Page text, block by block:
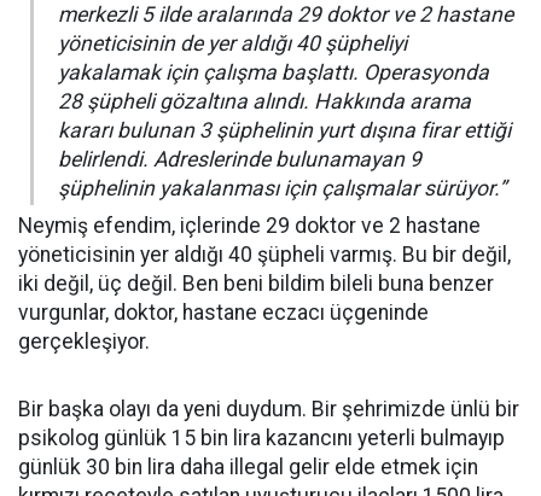
merkezli 5 ilde aralarında 29 doktor ve 2 hastane
yöneticisinin de yer aldığı 40 şüpheliyi
yakalamak için çalışma başlattı. Operasyonda
28 şüpheli gözaltına alındı. Hakkında arama
kararı bulunan 3 şüphelinin yurt dışına firar ettiği
belirlendi. Adreslerinde bulunamayan 9
şüphelinin yakalanması için çalışmalar sürüyor.”
Neymiş efendim, içlerinde 29 doktor ve 2 hastane
yöneticisinin yer aldığı 40 şüpheli varmış. Bu bir değil,
iki değil, üç değil. Ben beni bildim bileli buna benzer
vurgunlar, doktor, hastane eczacı üçgeninde
gerçekleşiyor.
Bir başka olayı da yeni duydum. Bir şehrimizde ünlü bir
psikolog günlük 15 bin lira kazancını yeterli bulmayıp
günlük 30 bin lira daha illegal gelir elde etmek için